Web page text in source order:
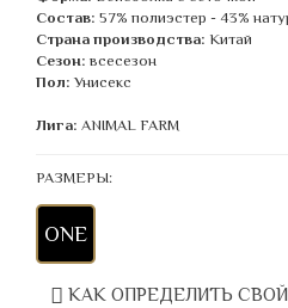
Состав: 57% полиэстер - 43%
Страна производства: Китай
Сезон: всесезон
Пол: Унисекс
Лига: ANIMAL FARM
РАЗМЕРЫ:
ONE
КАК ОПРЕДЕЛИТЬ